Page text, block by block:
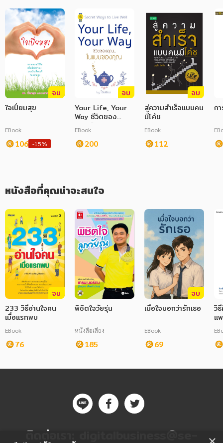
ภาษาศาสตร์
หนังสือเด็ก
การพัฒนาตนเอง
ความรู้ทั่วไป
การ์ตูนความรู้ การ์ตูน
การ์ตูนมังงะ (Manga)
จบ
ใจเปี่ยมสุข
EBook
106 -15%
จบ
Your Life, Your
Way ชีวิตของ
คุณ...ในแบบของ
คุณ
EBook
200
จบ
สู่ความสำเร็จแบบคน
มีโค้ช
EBook
112
ก
หนังสือที่คุณน่าจะสนใจ
จบ
233 วิธีอ่านใจคน
เมื่อแรกพบ
EBook
76
พิชิตใจวัยรุ่น
หนังสือเสียง
185
จบ
เมื่อใจบอกว่ารักเธอ
EBook
69
วิ
แ
ติดต่อเรา: digitalbusiness@se-